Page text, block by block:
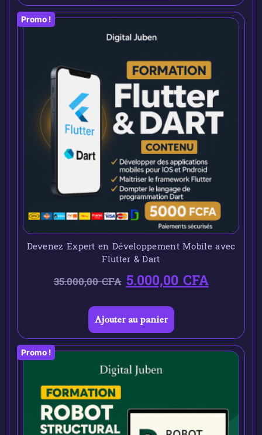
Promo !
Devenez Expert en Développement Mobile avec
Flutter & Dart
35.000,00CFA 5.000,00CFA
Ajouter au panier
Promo !